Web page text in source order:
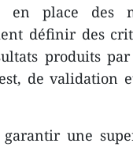
en place des
définir des
produits
de validation
une